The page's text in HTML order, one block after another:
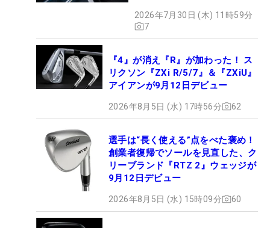
2026年7月30日 (木) 11時59分
7
『4』が消え『R』が加わった！ ス
リクソン『ZXi R/5/7』＆『ZXiU』
アイアンが9月12日デビュー
2026年8月5日 (水) 17時56分 62
選手は“長く使える”点をべた褒め！
創業者復帰でソールを見直した、ク
リーブランド『RTZ 2』ウェッジが
9月12日デビュー
2026年8月5日 (水) 15時09分 60